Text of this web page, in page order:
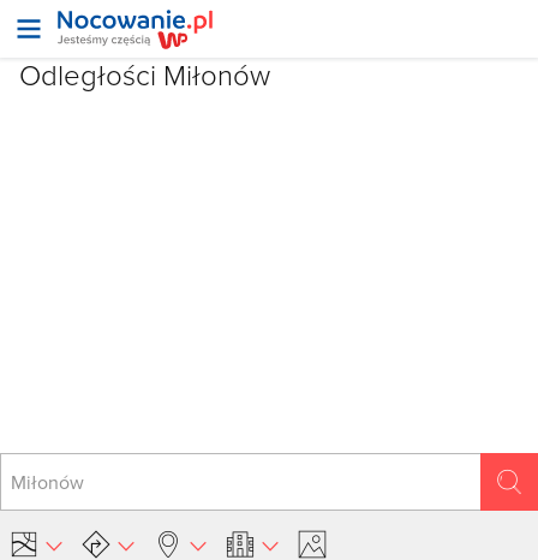
Odległości Miłonów